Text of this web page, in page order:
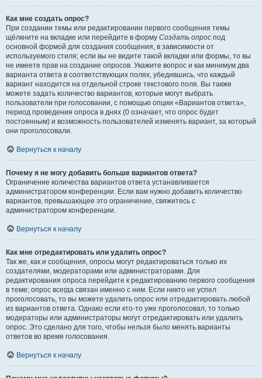
Как мне создать опрос?
При создании темы или редактировании первого сообщения темы
щёлкните на вкладке или перейдите в форму Создать опрос под
основной формой для создания сообщения, в зависимости от
используемого стиля; если вы не видите такой вкладки или формы, то вы
не имеете прав на создание опросов. Укажите вопрос и как минимум два
варианта ответа в соответствующих полях, убедившись, что каждый
вариант находится на отдельной строке текстового поля. Вы также
можете задать количество вариантов, которые могут выбрать
пользователи при голосовании, с помощью опции «Вариантов ответа»,
период проведения опроса в днях (0 означает, что опрос будет
постоянным) и возможность пользователей изменять вариант, за который
они проголосовали.
Вернуться к началу
Почему я не могу добавить больше вариантов ответа?
Ограничение количества вариантов ответа устанавливается
администратором конференции. Если вам нужно добавить количество
вариантов, превышающее это ограничение, свяжитесь с
администратором конференции.
Вернуться к началу
Как мне отредактировать или удалить опрос?
Так же, как и сообщения, опросы могут редактироваться только их
создателями, модераторами или администраторами. Для
редактирования опроса перейдите к редактированию первого сообщения
в теме; опрос всегда связан именно с ним. Если никто не успел
проголосовать, то вы можете удалить опрос или отредактировать любой
из вариантов ответа. Однако если кто-то уже проголосовал, то только
модераторы или администраторы могут отредактировать или удалить
опрос. Это сделано для того, чтобы нельзя было менять варианты
ответов во время голосования.
Вернуться к началу